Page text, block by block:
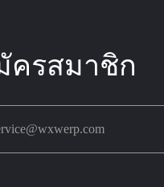
ครสมาชิก